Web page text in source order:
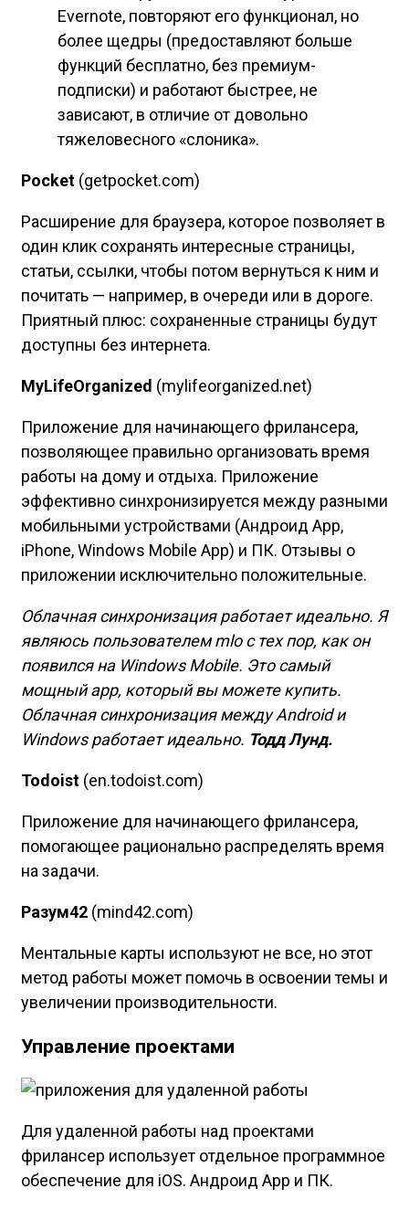
Evernote, повторяют его функционал, но
более щедры (предоставляют больше
функций бесплатно, без премиум-
подписки) и работают быстрее, не
зависают, в отличие от довольно
тяжеловесного «слоника».
Pocket (getpocket.com)
Расширение для браузера, которое позволяет в
один клик сохранять интересные страницы,
статьи, ссылки, чтобы потом вернуться к ним и
почитать — например, в очереди или в дороге.
Приятный плюс: сохраненные страницы будут
доступны без интернета.
MyLifeOrganized (mylifeorganized.net)
Приложение для начинающего фрилансера,
позволяющее правильно организовать время
работы на дому и отдыха. Приложение
эффективно синхронизируется между разными
мобильными устройствами (Андроид App,
iPhone, Windows Mobile App) и ПК. Отзывы о
приложении исключительно положительные.
Облачная синхронизация работает идеально. Я
являюсь пользователем mlo с тех пор, как он
появился на Windows Mobile. Это самый
мощный app, который вы можете купить.
Облачная синхронизация между Android и
Windows работает идеально. Тодд Лунд.
Todoist (en.todoist.com)
Приложение для начинающего фрилансера,
помогающее рационально распределять время
на задачи.
Разум42 (mind42.com)
Ментальные карты используют не все, но этот
метод работы может помочь в освоении темы и
увеличении производительности.
Управление проектами
Для удаленной работы над проектами
фрилансер использует отдельное программное
обеспечение для iOS. Андроид App и ПК.